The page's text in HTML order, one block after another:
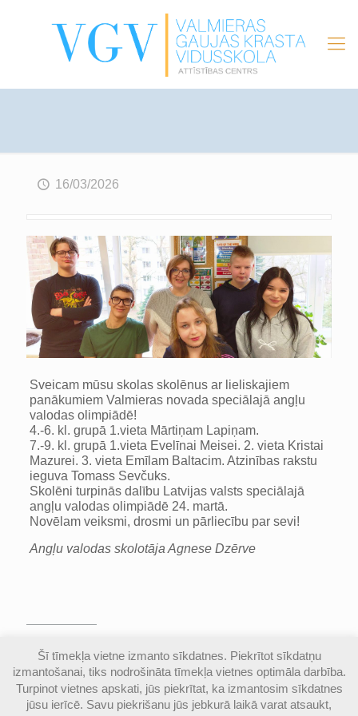
16/03/2026
Sveicam mūsu skolas skolēnus ar lieliskajiem
panākumiem Valmieras novada speciālajā angļu
valodas olimpiādē!
4.-6. kl. grupā 1.vieta Mārtiņam Lapiņam.
7.-9. kl. grupā 1.vieta Evelīnai Meisei. 2. vieta Kristai
Mazurei. 3. vieta Emīlam Baltacim. Atzinības rakstu
ieguva Tomass Sevčuks.
Skolēni turpinās dalību Latvijas valsts speciālajā
angļu valodas olimpiādē 24. martā.
Novēlam veiksmi, drosmi un pārliecību par sevi!
Angļu valodas skolotāja Agnese Dzērve
© Valmieras Gaujas krasta vidusskola | Visas
autortiesības aizsargātas |Piekļūstamības
paziņojums
Šī tīmekļa vietne izmanto sīkdatnes. Piekrītot sīkdatņu
izmantošanai, tiks nodrošināta tīmekļa vietnes optimāla darbība.
Turpinot vietnes apskati, jūs piekrītat, ka izmantosim sīkdatnes
jūsu ierīcē. Savu piekrišanu jūs jebkurā laikā varat atsaukt,